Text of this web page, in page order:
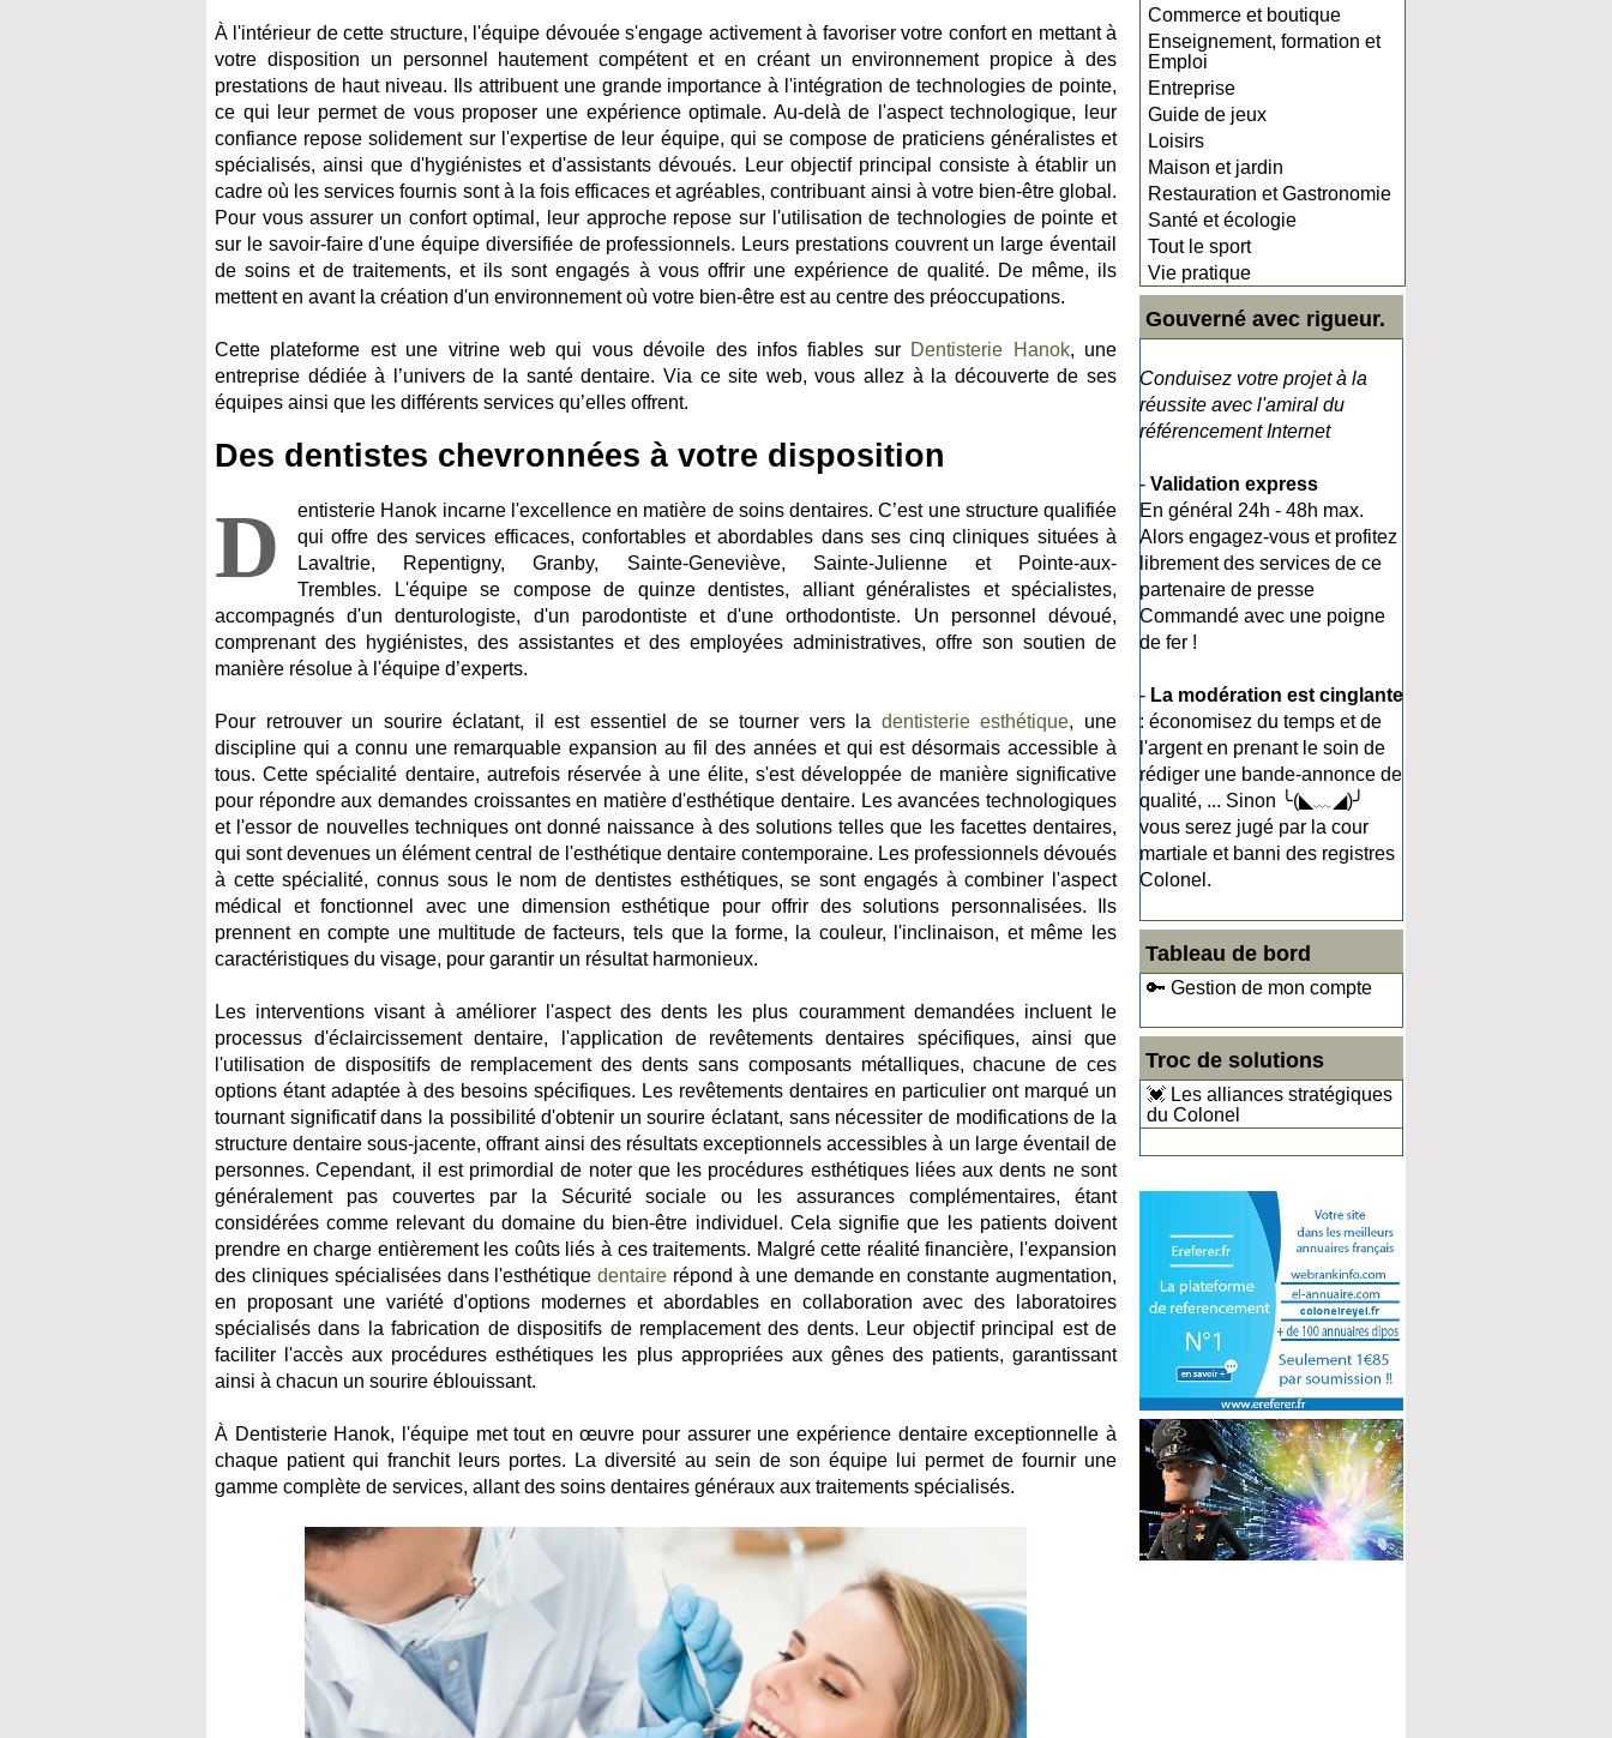
Commerce et boutique
Enseignement, formation et
Emploi
Entreprise
Guide de jeux
Loisirs
Maison et jardin
Restauration et Gastronomie
Santé et écologie
Tout le sport
Vie pratique
Gouverné avec rigueur.
Conduisez votre projet à la
réussite avec l'amiral du
référencement Internet
- Validation express
En général 24h - 48h max.
Alors engagez-vous et profitez
librement des services de ce
partenaire de presse
Commandé avec une poigne
de fer !
- La modération est cinglante
: économisez du temps et de
l'argent en prenant le soin de
rédiger une bande-annonce de
qualité, ... Sinon ╰(◣﹏◢)╯
vous serez jugé par la cour
martiale et banni des registres
Colonel.
Tableau de bord
🔑 Gestion de mon compte
Troc de solutions
💓 Les alliances stratégiques
du Colonel
À l'intérieur de cette structure, l'équipe dévouée s'engage activement à favoriser votre confort en mettant à
votre disposition un personnel hautement compétent et en créant un environnement propice à des
prestations de haut niveau. Ils attribuent une grande importance à l'intégration de technologies de pointe,
ce qui leur permet de vous proposer une expérience optimale. Au-delà de l'aspect technologique, leur
confiance repose solidement sur l'expertise de leur équipe, qui se compose de praticiens généralistes et
spécialisés, ainsi que d'hygiénistes et d'assistants dévoués. Leur objectif principal consiste à établir un
cadre où les services fournis sont à la fois efficaces et agréables, contribuant ainsi à votre bien-être global.
Pour vous assurer un confort optimal, leur approche repose sur l'utilisation de technologies de pointe et
sur le savoir-faire d'une équipe diversifiée de professionnels. Leurs prestations couvrent un large éventail
de soins et de traitements, et ils sont engagés à vous offrir une expérience de qualité. De même, ils
mettent en avant la création d'un environnement où votre bien-être est au centre des préoccupations.
Cette plateforme est une vitrine web qui vous dévoile des infos fiables sur Dentisterie Hanok, une
entreprise dédiée à l’univers de la santé dentaire. Via ce site web, vous allez à la découverte de ses
équipes ainsi que les différents services qu’elles offrent.
Des dentistes chevronnées à votre disposition
D
entisterie Hanok incarne l'excellence en matière de soins dentaires. C’est une structure qualifiée
qui offre des services efficaces, confortables et abordables dans ses cinq cliniques situées à
Lavaltrie, Repentigny, Granby, Sainte-Geneviève, Sainte-Julienne et Pointe-aux-
Trembles.
L'équipe se compose de quinze dentistes, alliant généralistes et spécialistes,
accompagnés d'un denturologiste, d'un parodontiste et d'une orthodontiste. Un personnel dévoué,
comprenant des hygiénistes, des assistantes et des employées administratives, offre son soutien de
manière résolue à l'équipe d’experts.
Pour retrouver un sourire éclatant, il est essentiel de se tourner vers la dentisterie esthétique, une
discipline qui a connu une remarquable expansion au fil des années et qui est désormais accessible à
tous. Cette spécialité dentaire, autrefois réservée à une élite, s'est développée de manière significative
pour répondre aux demandes croissantes en matière d'esthétique dentaire. Les avancées technologiques
et l'essor de nouvelles techniques ont donné naissance à des solutions telles que les facettes dentaires,
qui sont devenues un élément central de l'esthétique dentaire contemporaine. Les professionnels dévoués
à cette spécialité, connus sous le nom de dentistes esthétiques, se sont engagés à combiner l'aspect
médical et fonctionnel avec une dimension esthétique pour offrir des solutions personnalisées. Ils
prennent en compte une multitude de facteurs, tels que la forme, la couleur, l'inclinaison, et même les
caractéristiques du visage, pour garantir un résultat harmonieux.
Les interventions visant à améliorer l'aspect des dents les plus couramment demandées incluent le
processus d'éclaircissement dentaire, l'application de revêtements dentaires spécifiques, ainsi que
l'utilisation de dispositifs de remplacement des dents sans composants métalliques, chacune de ces
options étant adaptée à des besoins spécifiques. Les revêtements dentaires en particulier ont marqué un
tournant significatif dans la possibilité d'obtenir un sourire éclatant, sans nécessiter de modifications de la
structure dentaire sous-jacente, offrant ainsi des résultats exceptionnels accessibles à un large éventail de
personnes. Cependant, il est primordial de noter que les procédures esthétiques liées aux dents ne sont
généralement pas couvertes par la Sécurité sociale ou les assurances complémentaires, étant
considérées comme relevant du domaine du bien-être individuel. Cela signifie que les patients doivent
prendre en charge entièrement les coûts liés à ces traitements. Malgré cette réalité financière, l'expansion
des cliniques spécialisées dans l'esthétiquedentaire répond à une demande en constante augmentation,
en proposant une variété d'options modernes et abordables en collaboration avec des laboratoires
spécialisés dans la fabrication de dispositifs de remplacement des dents. Leur objectif principal est de
faciliter l'accès aux procédures esthétiques les plus appropriées aux gênes des patients, garantissant
ainsi à chacun un sourire éblouissant.
À Dentisterie Hanok, l'équipe met tout en œuvre pour assurer une expérience dentaire exceptionnelle à
chaque patient qui franchit leurs portes. La diversité au sein de son équipe lui permet de fournir une
gamme complète de services, allant des soins dentaires généraux aux traitements spécialisés.